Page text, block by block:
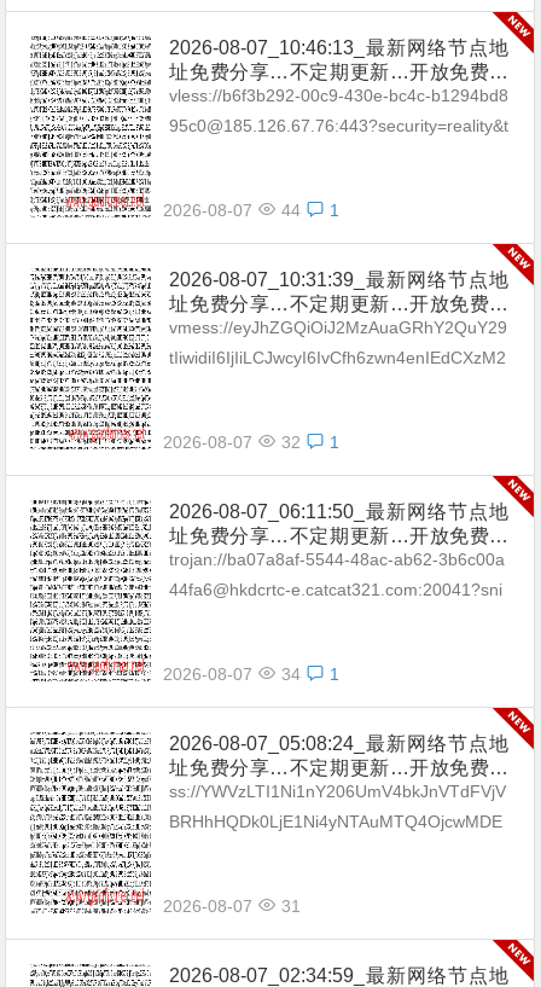
2026-08-07_10:46:13_最新网络节点地
址免费分享…不定期更新…开放免费分
享（网络免费节点香港|日本|韩国|新加
坡|台湾|马来西亚|…
vless://b6f3b292-00c9-430e-bc4c-b1294bd8
95c0@185.126.67.76:443?security=reality&t
2026-08-07 44 1
2026-08-07_10:31:39_最新网络节点地
址免费分享…不定期更新…开放免费分
享（网络免费节点香港|日本|韩国|新加
坡|台湾|马来西亚|…
vmess://eyJhZGQiOiJ2MzAuaGRhY2QuY29
tIiwidiI6IjIiLCJwcyI6IvCfh6zwn4enIEdCXzM2
2026-08-07 32 1
2026-08-07_06:11:50_最新网络节点地
址免费分享…不定期更新…开放免费分
享（网络免费节点香港|日本|韩国|新加
坡|台湾|马来西亚|…
trojan://ba07a8af-5544-48ac-ab62-3b6c00a
44fa6@hkdcrtc-e.catcat321.com:20041?sni
2026-08-07 34 1
2026-08-07_05:08:24_最新网络节点地
址免费分享…不定期更新…开放免费分
享（网络免费节点香港|日本|韩国|新加
坡|台湾|马来西亚|…
ss://YWVzLTI1Ni1nY206UmV4bkJnVTdFVjV
BRHhHQDk0LjE1Ni4yNTAuMTQ4OjcwMDE
2026-08-07 31
2026-08-07_02:34:59_最新网络节点地